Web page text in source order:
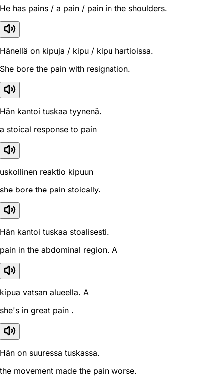
He has pains / a pain / pain in the shoulders.
Hänellä on kipuja / kipu / kipu hartioissa.
She bore the pain with resignation.
Hän kantoi tuskaa tyynenä.
a stoical response to pain
uskollinen reaktio kipuun
she bore the pain stoically.
Hän kantoi tuskaa stoalisesti.
pain in the abdominal region. A
kipua vatsan alueella. A
she's in great pain .
Hän on suuressa tuskassa.
the movement made the pain worse.